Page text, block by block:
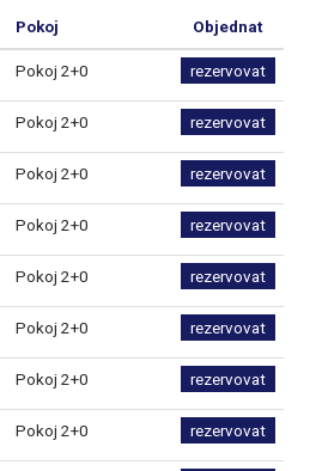
Pokoj Objednat
Pokoj 2+0 rezervovat
Pokoj 2+0 rezervovat
Pokoj 2+0 rezervovat
Pokoj 2+0 rezervovat
Pokoj 2+0 rezervovat
Pokoj 2+0 rezervovat
Pokoj 2+0 rezervovat
Pokoj 2+0 rezervovat